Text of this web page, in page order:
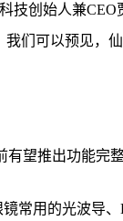
技创始人兼CEO
们可以预见
望推出功能
常用的光波导